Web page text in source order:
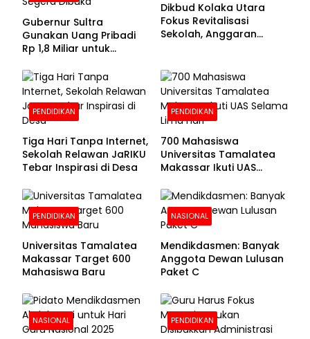
Gubernur Sultra
Gunakan Uang Pribadi
Rp 1,8 Miliar untuk
Pendaftaran Segera
Dibuka
Dikbud Kolaka Utara
Fokus Revitalisasi
Sekolah, Anggaran
PENDIDIKAN
Tiga Hari Tanpa Internet,
Sekolah Relawan JaRIKU
Tebar Inspirasi di Desa
PENDIDIKAN
700 Mahasiswa
Universitas Tamalatea
Makassar Ikuti UAS
PENDIDIKAN
Universitas Tamalatea
Makassar Target 600
Mahasiswa Baru
NASIONAL
Mendikdasmen: Banyak
Anggota Dewan Lulusan
Paket C
NASIONAL PENDIDIKAN